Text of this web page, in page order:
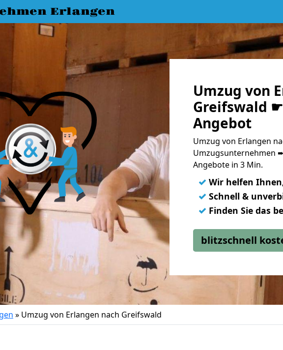
Erlangen
Umzug von
Greifswald
Angebot
Umzug von Erlangen
Umzugsunternehmen
Angebote in 3 Min.
✓ Wir helfen
✓ Schnell &
✓ Finden Sie das
blitzschnell
» Umzug von Erlangen nach Greifswald